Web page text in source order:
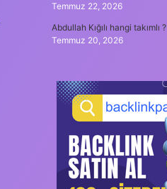
Temmuz 22, 2026
Abdullah Kığılı hangi takımlı ?
Temmuz 20, 2026